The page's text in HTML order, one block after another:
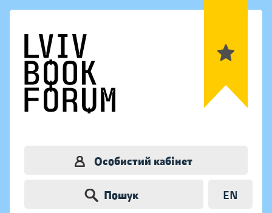
Особистий кабінет
Пошук EN